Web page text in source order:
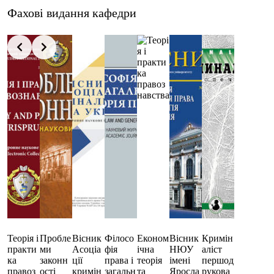
Фахові видання кафедри
Теорія і
практи
ка
правоз
Пробле
ми
законн
ості
Вісник
Асоціа
ції
кримін
Філосо
фія
права і
загальн
Економ
ічна
теорія
та
Вісник
НЮУ
імені
Яросла
Кримін
аліст
першод
рукова